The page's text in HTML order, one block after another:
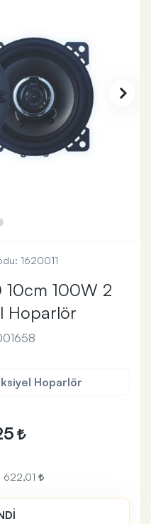
1620011
10cm 100W 2
Hoparlör
Hoparlör
622,01